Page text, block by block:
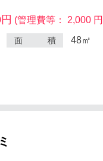
(管理費等： 2,000
面 積 48㎡